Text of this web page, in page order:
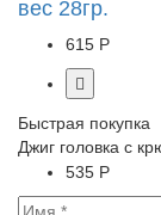
вес 28гр.
615 Р
Быстрая покупка
Джиг головка с
535 Р